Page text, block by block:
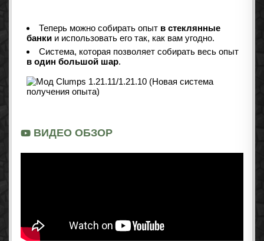
Теперь можно собирать опыт в стеклянные
банки и использовать его так, как вам угодно.
Система, которая позволяет собирать весь опыт
в один большой шар.
ВИДЕО ОБЗОР